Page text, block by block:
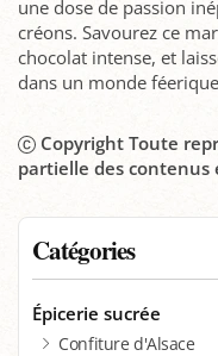
Catégories
Épicerie sucrée
Confiture d'Alsace
une dose de passion
créons. Savourez ce
chocolat intense, et
dans un monde
Copyright Toute
partielle des contenus